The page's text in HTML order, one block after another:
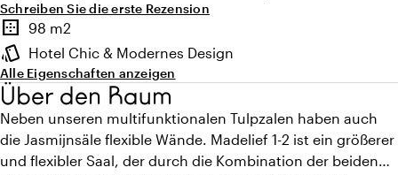
Schreiben Sie die erste Rezension
Highlights
border_outer
Fläche
98 m2
style
Ambiente
Hotel Chic & Modernes Design
Alle Eigenschaften anzeigen
Über den Raum
Neben unseren multifunktionalen Tulpzalen haben auch
die Jasmijnsäle flexible Wände. Madelief 1-2 ist ein größerer
und flexibler Saal, der durch die Kombination der beiden